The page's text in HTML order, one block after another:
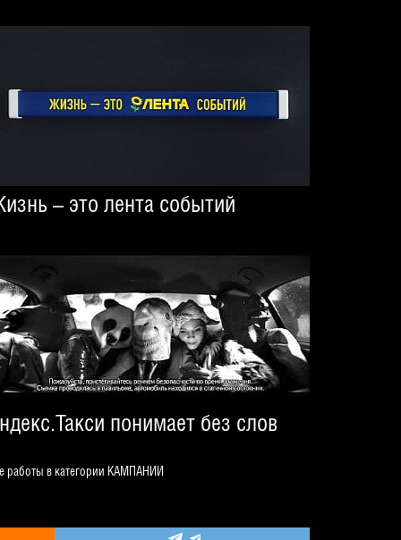
– это лента событий
понимает без слов
работы в категории КАМПАНИИ